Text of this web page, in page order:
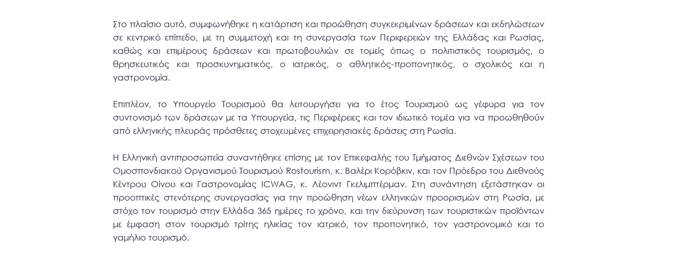
Στο πλαίσιο αυτό, συμφωνήθηκε η κατάρτιση και προώθηση συγκεκριμένων δράσεων και εκδηλώσεων
σε κεντρικό επίπεδο, με τη συμμετοχή και τη συνεργασία των Περιφερειών της Ελλάδας και Ρωσίας,
καθώς και επιμέρους δράσεων και πρωτοβουλιών σε τομείς όπως ο πολιτιστικός τουρισμός, ο
θρησκευτικός και προσκυνηματικός, ο ιατρικός, ο αθλητικός-προπονητικός, ο σχολικός και η
γαστρονομία.
Επιπλέον, το Υπουργείο Τουρισμού θα λειτουργήσει για το έτος Τουρισμού ως γέφυρα για τον
συντονισμό των δράσεων με τα Υπουργεία, τις Περιφέρειες και τον ιδιωτικό τομέα για να προωθηθούν
από ελληνικής πλευράς πρόσθετες στοχευμένες επιχειρησιακές δράσεις στη Ρωσία.
Η Ελληνική αντιπροσωπεία συναντήθηκε επίσης με τον Επικεφαλής του Τμήματος Διεθνών Σχέσεων του
Ομοσπονδιακού Οργανισμού Τουρισμού Rostourism, κ. Βαλέρι Κορόβκιν, και τον Πρόεδρο του Διεθνούς
Κέντρου Οίνου και Γαστρονομίας ICWAG, κ. Λέονιντ Γκελιμπτέρμαν. Στη συνάντηση εξετάστηκαν οι
προοπτικές στενότερης συνεργασίας για την προώθηση νέων ελληνικών προορισμών στη Ρωσία, με
στόχο τον τουρισμό στην Ελλάδα 365 ημέρες το χρόνο, και την διεύρυνση των τουριστικών προϊόντων
με έμφαση στον τουρισμό τρίτης ηλικίας τον ιατρικό, τον προπονητικό, τον γαστρονομικό και το
γαμήλιο τουρισμό.